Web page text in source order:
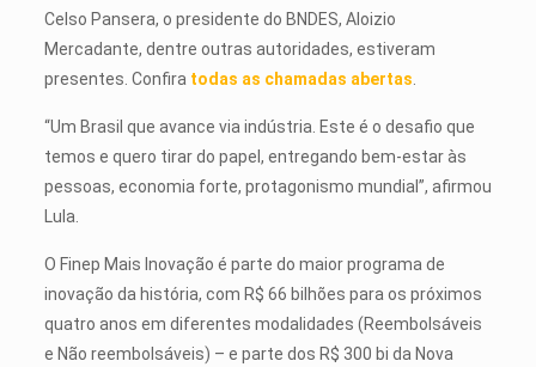
Celso Pansera, o presidente do BNDES, Aloizio
Mercadante, dentre outras autoridades, estiveram
presentes. Confira todas as chamadas abertas
“Um Brasil que avance via indústria. Este é o desafio que
temos e quero tirar do papel, entregando bem-estar às
pessoas, economia forte, protagonismo mundial”, afirmou
Lula.
O Finep Mais Inovação é parte do maior programa de
inovação da história, com R$ 66 bilhões para os próximos
quatro anos em diferentes modalidades (Reembolsáveis
e Não reembolsáveis) – e parte dos R$ 300 bi da Nova